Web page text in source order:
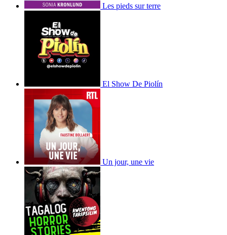
Les pieds sur terre
El Show De Piolín
Un jour, une vie